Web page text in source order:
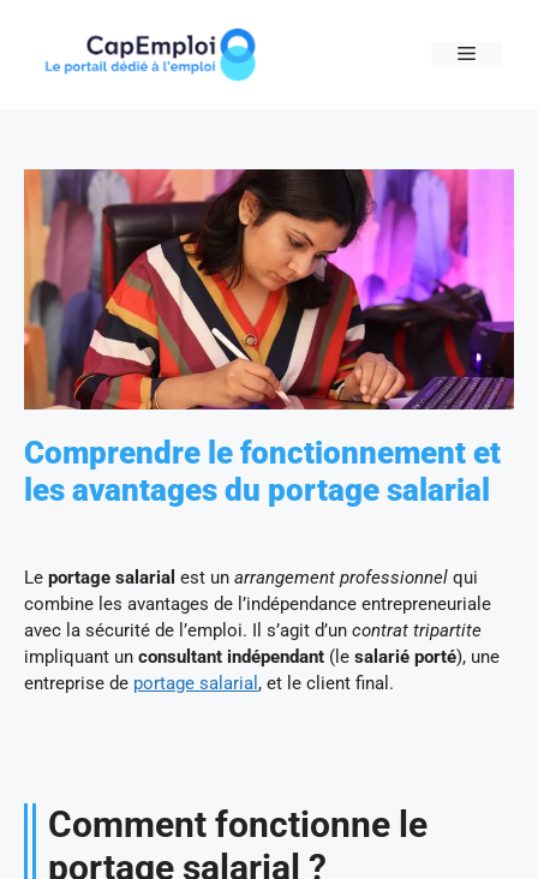
content
MENU
Comprendre le fonctionnement et
les avantages du portage salarial
Le portage salarial est un arrangement professionnel qui
combine les avantages de l’indépendance entrepreneuriale
avec la sécurité de l’emploi. Il s’agit d’un contrat tripartite
impliquant un consultant indépendant (le salarié porté), une
entreprise de portage salarial , et le client final.
Comment fonctionne le
portage salarial ?